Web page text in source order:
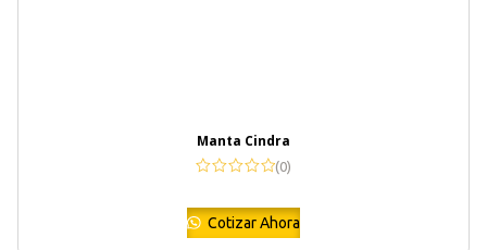
Manta Cindra
(0)
Cotizar Ahora